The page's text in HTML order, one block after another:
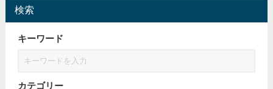
検索
キーワード
カテゴリー